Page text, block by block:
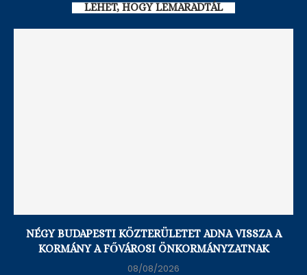
LEHET, HOGY LEMARADTÁL
NÉGY BUDAPESTI KÖZTERÜLETET ADNA VISSZA A
KORMÁNY A FŐVÁROSI ÖNKORMÁNYZATNAK
08/08/2026